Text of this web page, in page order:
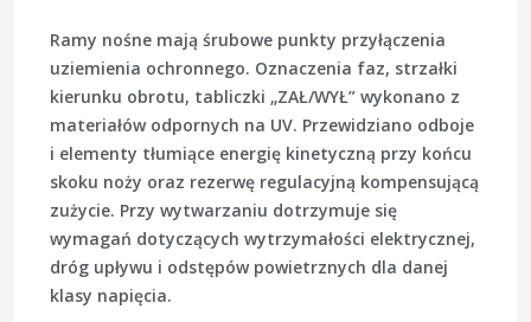
Ramy nośne mają śrubowe punkty przyłączenia
uziemienia ochronnego. Oznaczenia faz, strzałki
kierunku obrotu, tabliczki „ZAŁ/WYŁ” wykonano z
materiałów odpornych na UV. Przewidziano odboje
i elementy tłumiące energię kinetyczną przy końcu
skoku noży oraz rezerwę regulacyjną kompensującą
zużycie. Przy wytwarzaniu dotrzymuje się
wymagań dotyczących wytrzymałości elektrycznej,
dróg upływu i odstępów powietrznych dla danej
klasy napięcia.